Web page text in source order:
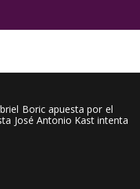
Viral
Boric apuesta por el
José Antonio Kast intenta